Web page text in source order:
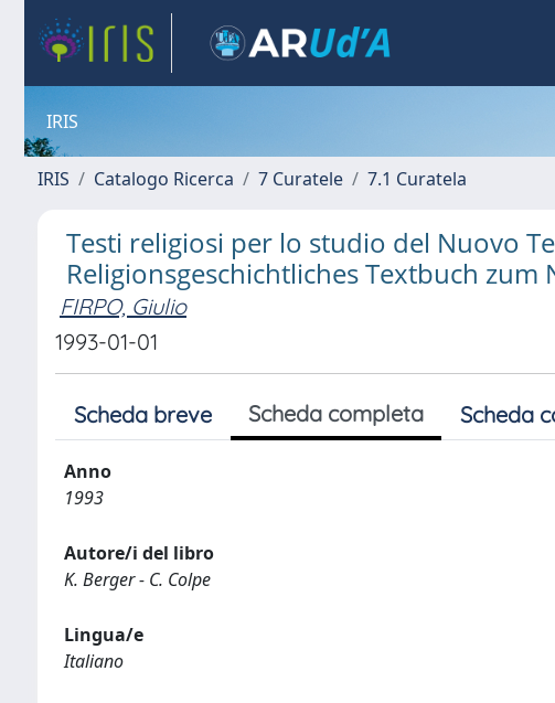
IRIS
IRIS Catalogo Ricerca 7 Curatele 7.1 Curatela
Testi religiosi per lo studio del Nuovo
Religionsgeschichtliches Textbuch
FIRPO, Giulio
1993-01-01
Scheda breve Scheda completa Scheda
Anno
1993
Autore/i del libro
K. Berger - C. Colpe
Lingua/e
Italiano